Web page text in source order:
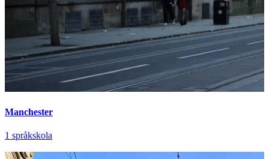
Manchester
1 språkskola